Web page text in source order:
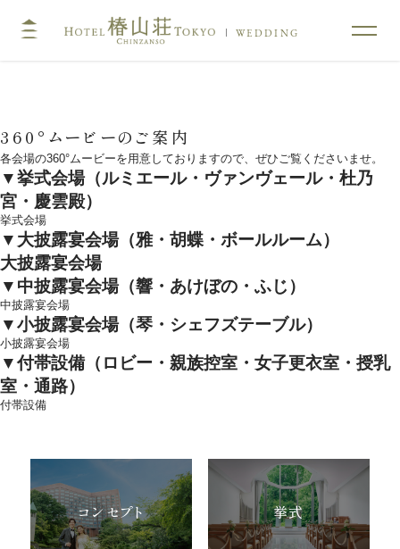
WEDDING
挙式
キリスト教式・人前式
神前挙式
神社挙式
大披露宴会場
小披露宴会場
フォトガイドツアー 料理
ドレス・和装 プラン
ウエディングレポート
ご列席の皆様へ 結納・顔合わせ
トピックス 結婚準備ガイド
360°ムービーのご案内
各会場の360°ムービーを用意しておりますので、ぜひご覧くださいませ。
▼挙式会場（ルミエール・ヴァンヴェール・杜乃
宮・慶雲殿）
挙式会場
▼大披露宴会場（雅・胡蝶・ボールルーム）
大披露宴会場
▼中披露宴会場（響・あけぼの・ふじ）
中披露宴会場
▼小披露宴会場（琴・シェフズテーブル）
小披露宴会場
▼付帯設備（ロビー・親族控室・女子更衣室・授乳
室・通路）
付帯設備
コンセプト 挙式